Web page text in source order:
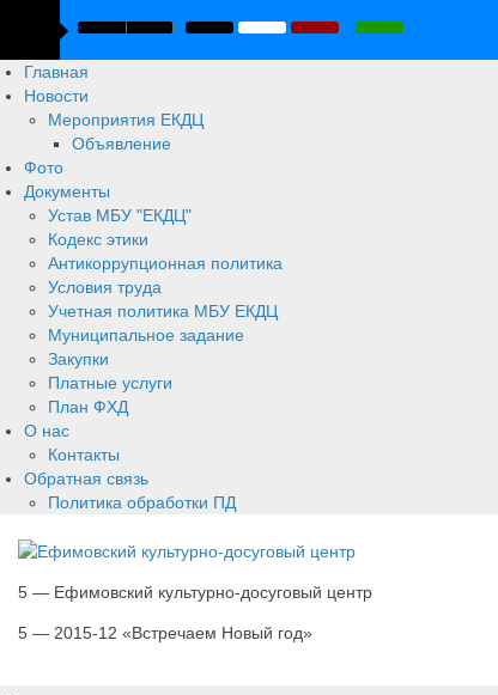
Главная
Новости
Мероприятия ЕКДЦ
Объявление
Фото
Документы
Устав МБУ "ЕКДЦ"
Кодекс этики
Антикоррупционная политика
Условия труда
Учетная политика МБУ ЕКДЦ
Муниципальное задание
Закупки
Платные услуги
План ФХД
О нас
Контакты
Обратная связь
Политика обработки ПД
5 — Ефимовский культурно-досуговый центр
5 — 2015-12 «Встречаем Новый год»